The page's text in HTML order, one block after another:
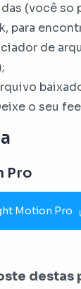
(você so
para
de
o seu
Pro
Motion Pro
destas